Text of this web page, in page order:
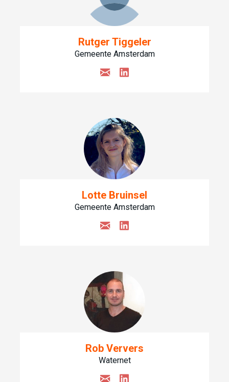
Rutger Tiggeler
Gemeente Amsterdam
Lotte Bruinsel
Gemeente Amsterdam
Rob Ververs
Waternet